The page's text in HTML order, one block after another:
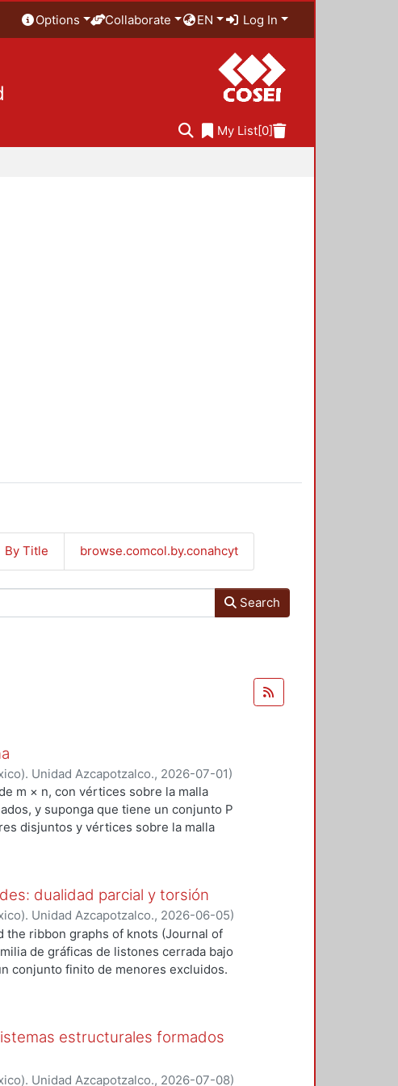
Options Collaborate EN Log In
My List[0]
By Title browse.comcol.by.conahcyt
Search
Unidad Azcapotzalco., 2026-07-01)
m × n, con vértices sobre la malla
y suponga que tiene un conjunto P
disjuntos y vértices sobre la malla
de la lámina siempre y cuando se
es separar las piezas de P
En esta tesis desarrollamos una
la formulación de dos modelos
una heurística, para el problema antes
identificamos como limitante principal
implementando una
utiliza búsqueda en amplitud (BFS).
instancias, mostró que nuestro
número de perforaciones frente a los
dualidad parcial y torsión
Unidad Azcapotzalco., 2026-06-05)
the ribbon graphs of knots (Journal of
de gráficas de listones cerrada bajo
conjunto finito de menores excluidos.
que caracteriza la clase de
de Euler a lo más uno. El género
por el género de la superficie
género de la superficie cuando ésta es
estructurales formados
Unidad Azcapotzalco., 2026-07-08)